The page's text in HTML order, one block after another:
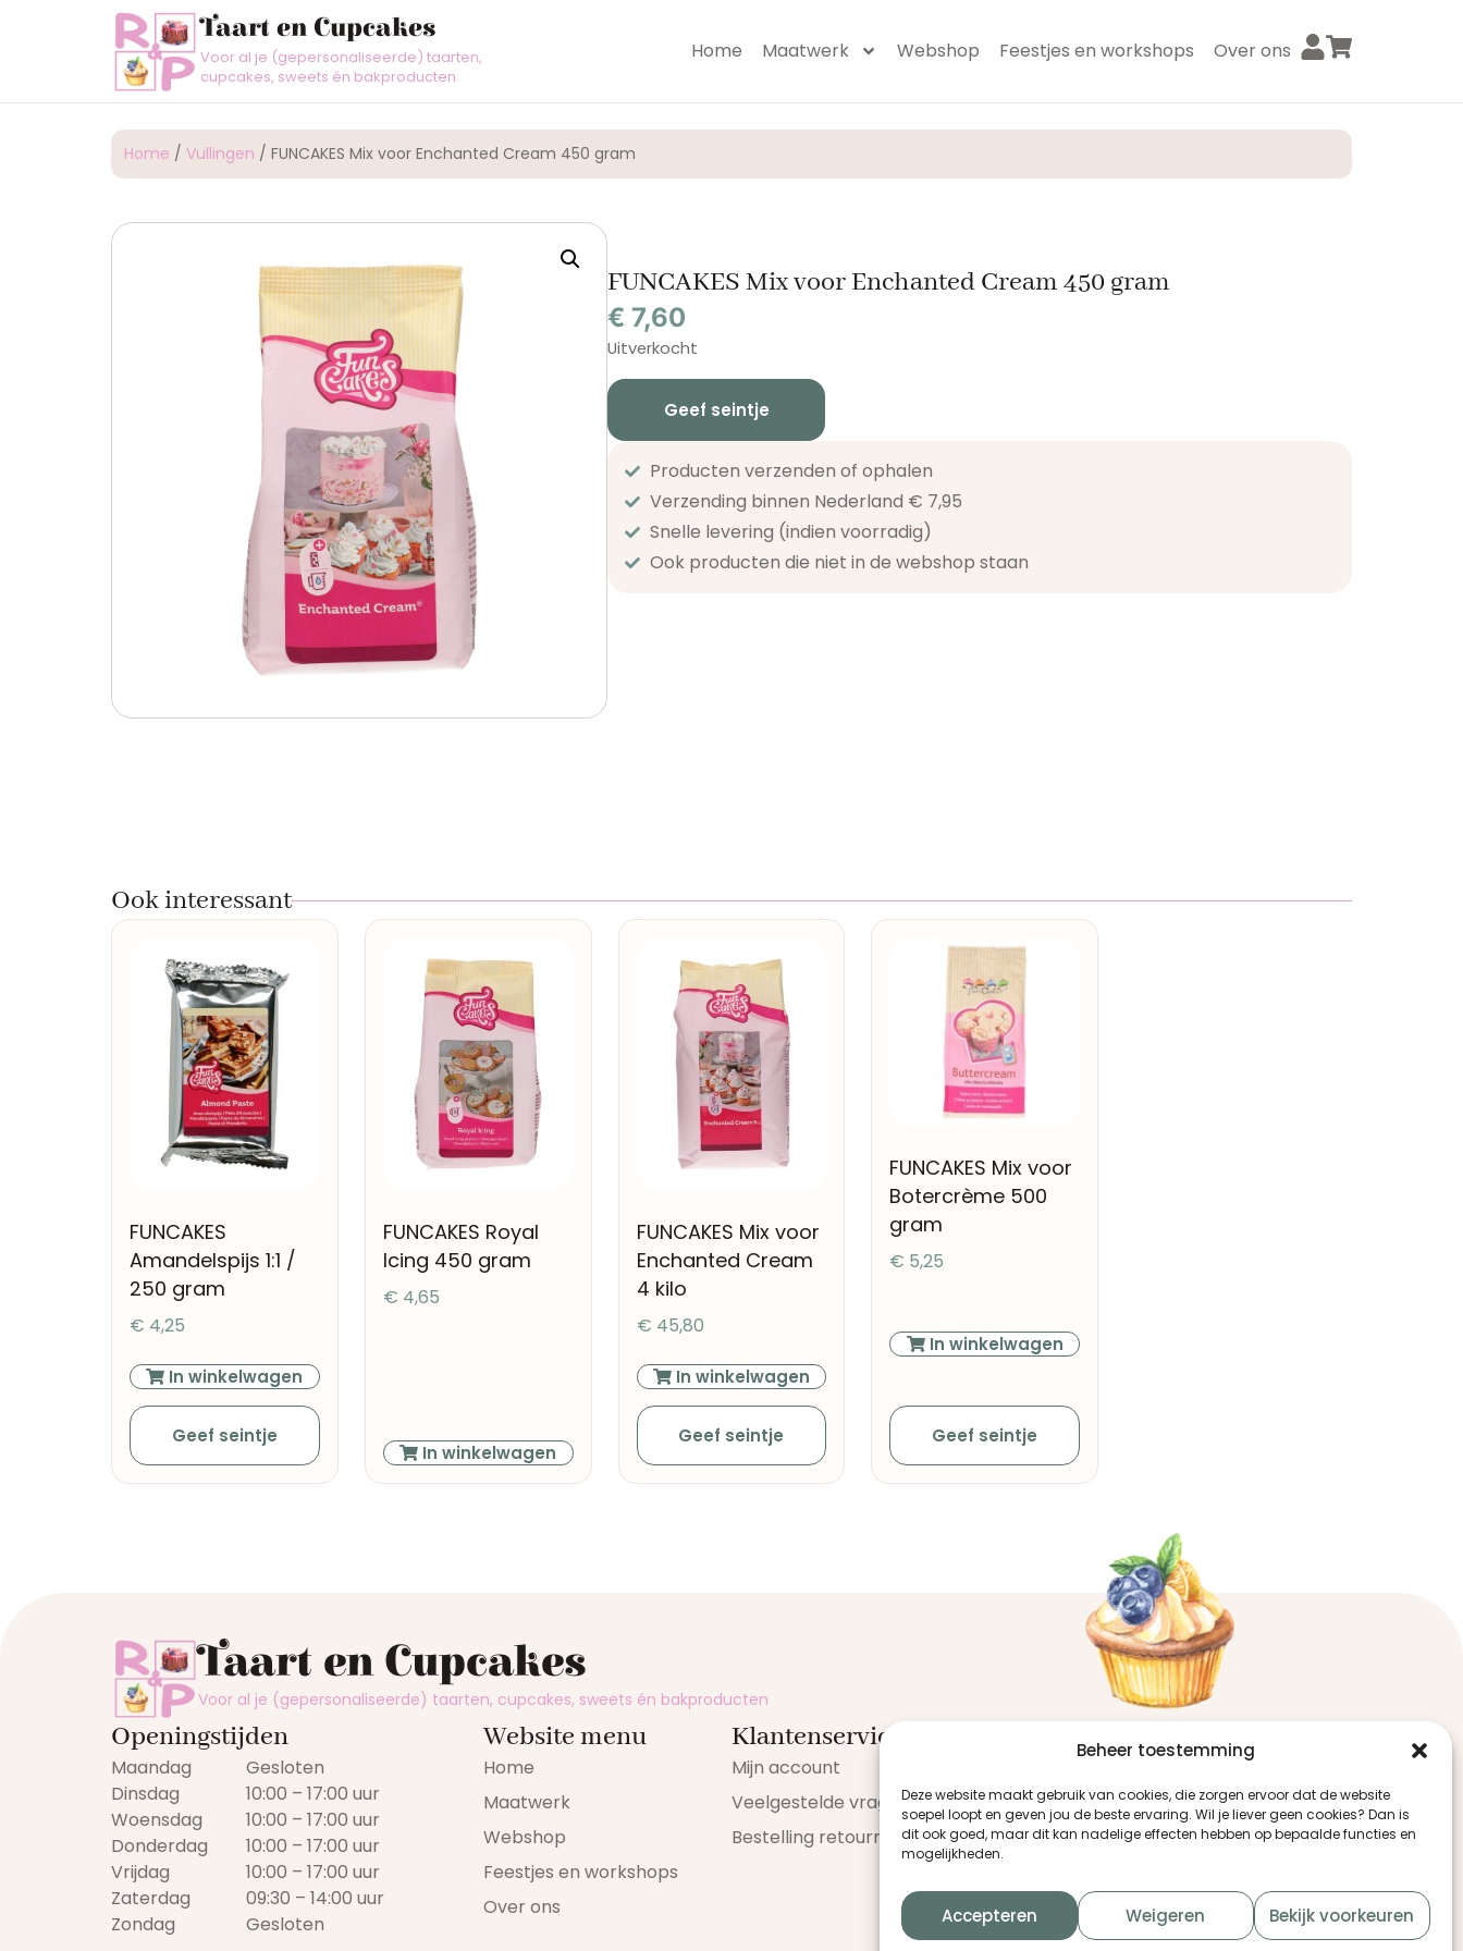
Beheer toestemming
Deze website maakt gebruik van cookies, die zorgen ervoor dat de website
soepel loopt en geven jou de beste ervaring. Wil je liever geen cookies? Dan is
dit ook goed, maar dit kan nadelige effecten hebben op bepaalde functies en
mogelijkheden.
Accepteren Weigeren Bekijk voorkeuren
Taart en Cupcakes
Voor al je (gepersonaliseerde) taarten,
cupcakes, sweets én bakproducten
Home Maatwerk Webshop Feestjes en workshops Over ons
Home / Vullingen / FUNCAKES Mix voor Enchanted Cream 450 gram
FUNCAKES Mix voor Enchanted Cream 450 gram
€ 7,60
Uitverkocht
Geef seintje
Producten verzenden of ophalen
Verzending binnen Nederland € 7,95
Snelle levering (indien voorradig)
Ook producten die niet in de webshop staan​
Ook interessant
FUNCAKES
Amandelspijs 1:1 /
250 gram
€ 4,25
In winkelwagen
Geef seintje
FUNCAKES Royal
Icing 450 gram
€ 4,65
In winkelwagen
FUNCAKES Mix voor
Enchanted Cream
4 kilo
€ 45,80
In winkelwagen
Geef seintje
FUNCAKES Mix voor
Botercrème 500
gram
€ 5,25
In winkelwagen
Geef seintje
Taart en Cupcakes
Voor al je (gepersonaliseerde) taarten, cupcakes, sweets én bakproducten
Openingstijden
Maandag
Dinsdag
Woensdag
Donderdag
Vrijdag
Zaterdag
Zondag
Gesloten
10:00 – 17:00 uur
10:00 – 17:00 uur
10:00 – 17:00 uur
10:00 – 17:00 uur
09:30 – 14:00 uur
Gesloten
Website menu
Home
Maatwerk
Webshop
Feestjes en workshops
Over ons
Klantenservice
Mijn account
Veelgestelde vragen
Bestelling retourneren
3206 JJ Spijkenisse
+31 (0) 623888081
+31 (0) 646291592
info@r-en-ptaartencupcakes.nl